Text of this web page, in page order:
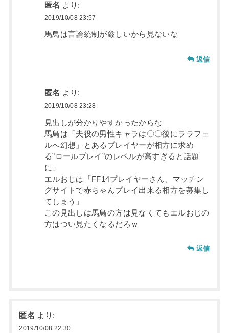
匿名 より:
2019/10/08 23:57
馬鳥は言論統制が厳しいから見ないな
返信
匿名 より:
2019/10/08 23:28
見出しが分かりやすかったからな
馬鳥は「夫役の男性キャラは〇〇後にララフェ
ルへ幻想」とあるプレイヤーが相方に求め
る”ロールプレイ”のレベルが高すぎると話題
に」
エルおじは「FF14プレイヤーさん、マッチン
グサイトで赤ちゃんプレイ出来る相方を募集し
てしまう」
この見出しは馬鳥の方は見なくてもエルおじの
方はつい見たくなるだろｗ
返信
匿名 より:
2019/10/08 22:30